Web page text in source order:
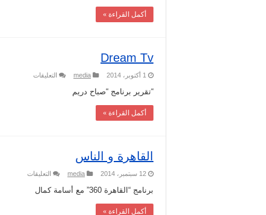
أكمل القراءة »
Dream Tv
1 أكتوبر، 2014 media التعليقات
“تقرير برنامج “صباح دريم
أكمل القراءة »
القاهرة و الناس
12 سبتمبر، 2014 media التعليقات
برنامج “القاهرة 360” مع أسامة كمال
أكمل القراءة »